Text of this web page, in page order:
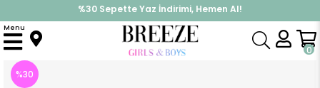
%30 Sepette Yaz İndirimi, Hemen Al!
İndirimlere ek %10 İndirimi Kap, Hemen Üye Ol!
0
Menu
Anasayfa Üst Giyim Uzun Kollu Tişört Kız Bebek Uzun Kollu Tişört Patlı Çizgili Gri Melanj (9 Ay)
%30